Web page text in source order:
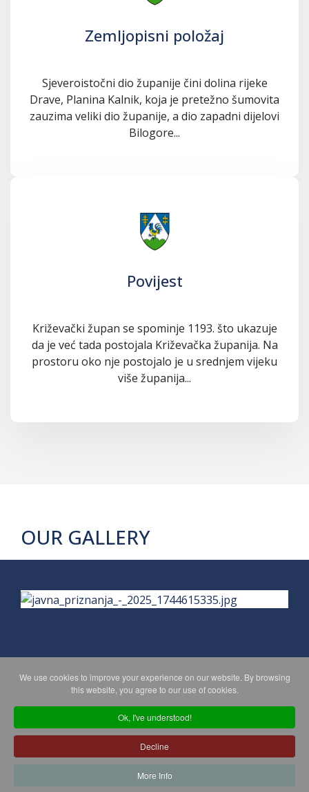
Zemljopisni položaj
Sjeveroistočni dio županije čini dolina rijeke
Drave, Planina Kalnik, koja je pretežno šumovita
zauzima veliki dio županije, a dio zapadni dijelovi
Bilogore...
Povijest
Križevački župan se spominje 1193. što ukazuje
da je već tada postojala Križevačka županija. Na
prostoru oko nje postojalo je u srednjem vijeku
više županija...
OUR GALLERY
PRIVACY POLICY MAPA WEBA
Copyright © 2026 Koprivničko - križevačka županija. All Rights
Reserved.
We use cookies to improve your experience on our website. By browsing
this website, you agree to our use of cookies.
Ok, I've understood!
Decline
More Info